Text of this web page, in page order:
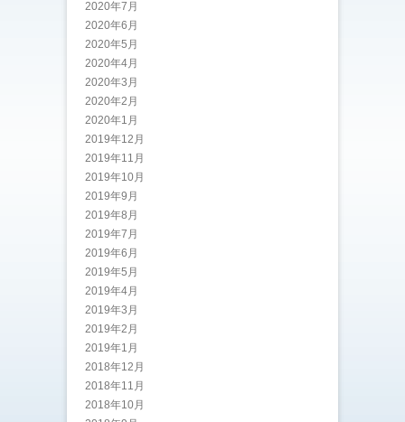
2020年7月
2020年6月
2020年5月
2020年4月
2020年3月
2020年2月
2020年1月
2019年12月
2019年11月
2019年10月
2019年9月
2019年8月
2019年7月
2019年6月
2019年5月
2019年4月
2019年3月
2019年2月
2019年1月
2018年12月
2018年11月
2018年10月